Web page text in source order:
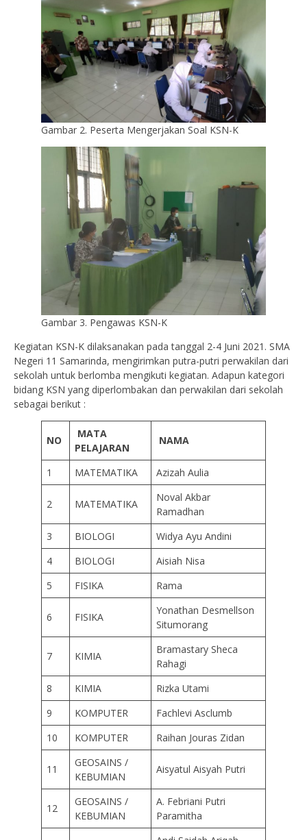
Gambar 2. Peserta Mengerjakan Soal KSN-K
Gambar 3. Pengawas KSN-K
Kegiatan KSN-K dilaksanakan pada tanggal 2-4 Juni 2021. SMA
Negeri 11 Samarinda, mengirimkan putra-putri perwakilan dari
sekolah untuk berlomba mengikuti kegiatan. Adapun kategori
bidang KSN yang diperlombakan dan perwakilan dari sekolah
sebagai berikut :
NO
MATA
PELAJARAN
NAMA
1 MATEMATIKA Azizah Aulia
2 MATEMATIKA
Noval Akbar
Ramadhan
3
BIOLOGI
Widya Ayu Andini
4
BIOLOGI
Aisiah Nisa
5
FISIKA Rama
6 FISIKA
Yonathan Desmellson
Situmorang
7 KIMIA
Bramastary Sheca
Rahagi
8
KIMIA
Rizka Utami
9
KOMPUTER
Fachlevi Asclumb
10
KOMPUTER Raihan Jouras Zidan
11
GEOSAINS /
KEBUMIAN
Aisyatul Aisyah Putri
12
GEOSAINS /
KEBUMIAN
A. Febriani Putri
Paramitha